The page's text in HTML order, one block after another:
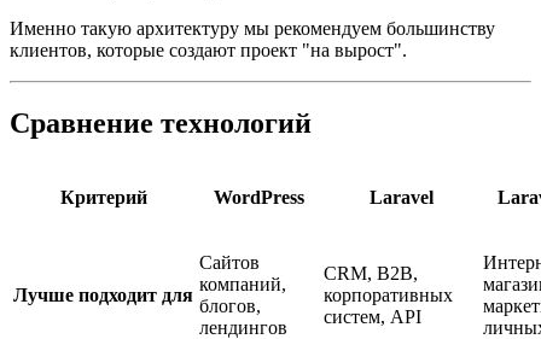
Именно такую архитектуру мы рекомендуем большинству
клиентов, которые создают проект "на вырост".
Сравнение технологий
Критерий WordPress Laravel
Лучше подходит для
Сайтов
компаний,
блогов,
лендингов
CRM, B2B,
корпоративных
систем, API